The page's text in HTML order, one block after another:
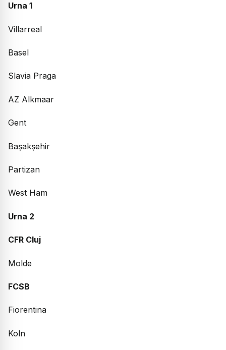
Urna 1
Villarreal
Basel
Slavia Praga
AZ Alkmaar
Gent
Bașakșehir
Partizan
West Ham
Urna 2
CFR Cluj
Molde
FCSB
Fiorentina
Koln